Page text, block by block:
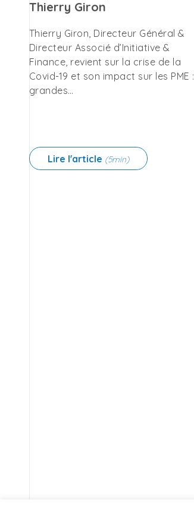
Thierry Giron
Thierry Giron, Directeur Général &
Directeur Associé d’Initiative &
Finance, revient sur la crise de la
Covid-19 et son impact sur les PME :
grandes…
Lire l'article (5min)